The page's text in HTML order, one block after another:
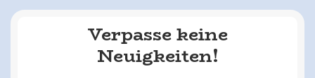
Verpasse keine
Neuigkeiten!